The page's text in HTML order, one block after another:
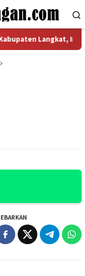
Langkat, Ini Hasil